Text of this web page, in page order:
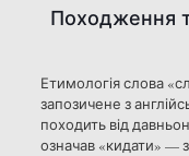
Походження
Етимологія слова
запозичене з
походить від
означав «кидати» —